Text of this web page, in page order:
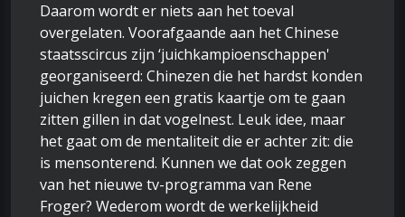
Daarom wordt er niets aan het toeval
overgelaten. Voorafgaande aan het Chinese
staatsscircus zijn ‘juichkampioenschappen'
georganiseerd: Chinezen die het hardst konden
juichen kregen een gratis kaartje om te gaan
zitten gillen in dat vogelnest. Leuk idee, maar
het gaat om de mentaliteit die er achter zit: die
is mensonterend. Kunnen we dat ook zeggen
van het nieuwe tv-programma van Rene
Froger? Wederom wordt de werkelijkheid